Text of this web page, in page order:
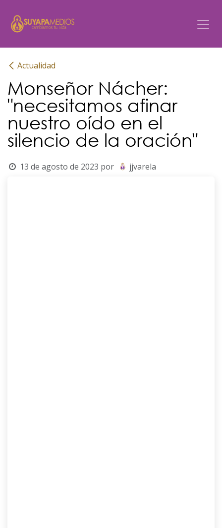
Actualidad
Monseñor Nácher:
"necesitamos afinar
nuestro oído en el
silencio de la oración"
13 de agosto de 2023 por jjvarela